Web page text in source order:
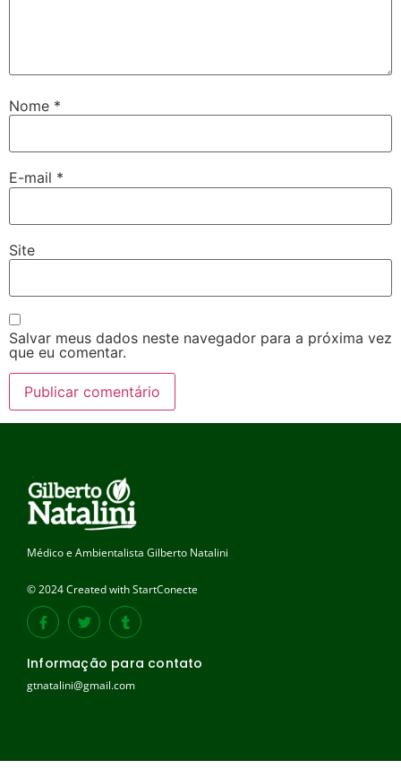
Nome *
E-mail *
Site
Salvar meus dados neste navegador para a próxima vez
que eu comentar.
Médico e Ambientalista Gilberto Natalini
© 2024 Created with StartConecte
Informação para contato
gtnatalini@gmail.com